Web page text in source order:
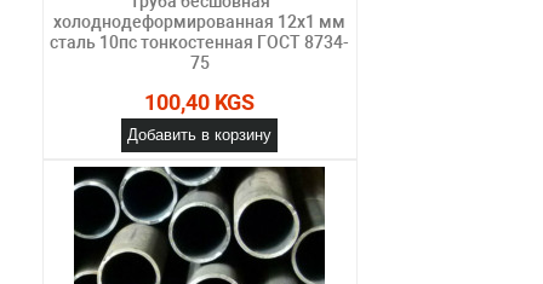
холоднодеформированная 12х1 мм
сталь 10пс тонкостенная ГОСТ 8734-
75
100,40 KGS
Добавить в корзину